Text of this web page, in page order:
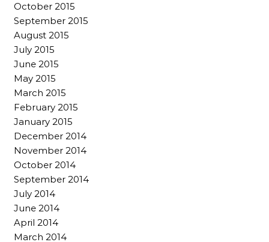
October 2015
September 2015
August 2015
July 2015
June 2015
May 2015
March 2015
February 2015
January 2015
December 2014
November 2014
October 2014
September 2014
July 2014
June 2014
April 2014
March 2014